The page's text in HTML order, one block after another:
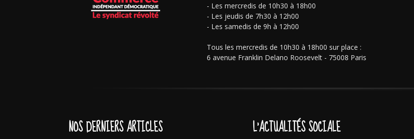
- Les mercredis de 10h30 à 18h00
- Les jeudis de 7h30 à 12h00
- Les samedis de 9h à 12h00
Tous les mercredis de 10h30 à 18h00 sur place :
6 avenue Franklin Delano Roosevelt - 75008 Paris
NOS DERNIERS ARTICLES L'ACTUALITÉS SOCIALE